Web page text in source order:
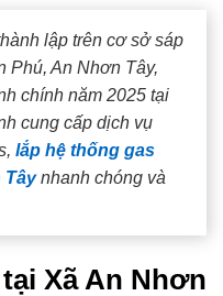
lập trên cơ sở sáp
Phú, An Nhơn Tây,
chính năm 2025 tại
cung cấp dịch vụ
lắp hệ thống gas
Tâynhanh chóng và
Xã An Nhơn